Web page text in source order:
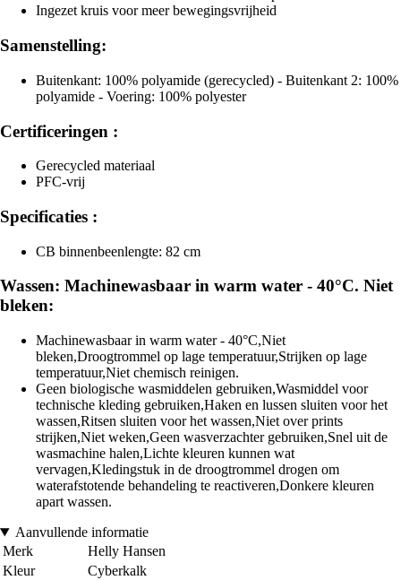
Ingezet kruis voor meer bewegingsvrijheid
Samenstelling:
Buitenkant: 100% polyamide (gerecycled) - Buitenkant 2: 100%
polyamide - Voering: 100% polyester
Certificeringen :
Gerecycled materiaal
PFC-vrij
Specificaties :
CB binnenbeenlengte: 82 cm
Wassen: Machinewasbaar in warm water - 40°C. Niet
bleken:
Machinewasbaar in warm water - 40°C,Niet
bleken,Droogtrommel op lage temperatuur,Strijken op lage
temperatuur,Niet chemisch reinigen.
Geen biologische wasmiddelen gebruiken,Wasmiddel voor
technische kleding gebruiken,Haken en lussen sluiten voor het
wassen,Ritsen sluiten voor het wassen,Niet over prints
strijken,Niet weken,Geen wasverzachter gebruiken,Snel uit de
wasmachine halen,Lichte kleuren kunnen wat
vervagen,Kledingstuk in de droogtrommel drogen om
waterafstotende behandeling te reactiveren,Donkere kleuren
apart wassen.
Aanvullende informatie
Merk
Helly Hansen
Kleur
Cyberkalk